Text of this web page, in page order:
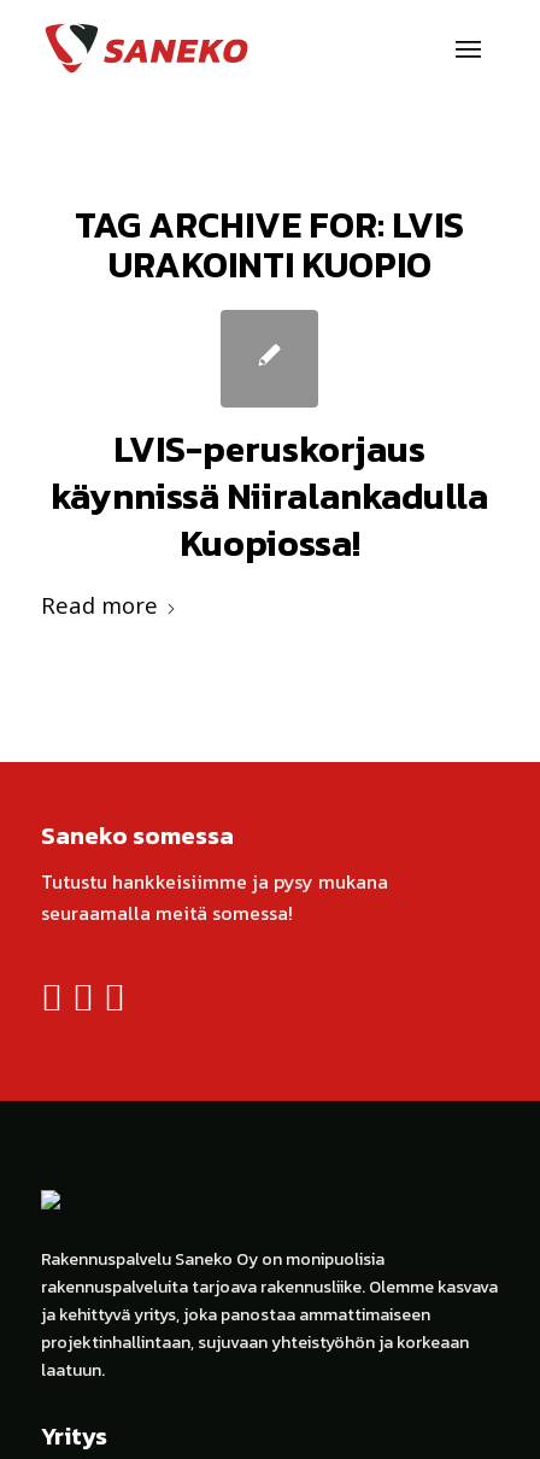
TAG ARCHIVE FOR: LVIS
URAKOINTI KUOPIO
LVIS-peruskorjaus
käynnissä Niiralankadulla
Kuopiossa!
Read more
Saneko somessa
Tutustu hankkeisiimme ja pysy mukana
seuraamalla meitä somessa!
Rakennuspalvelu Saneko Oy on monipuolisia
rakennuspalveluita tarjoava rakennusliike. Olemme kasvava
ja kehittyvä yritys, joka panostaa ammattimaiseen
projektinhallintaan, sujuvaan yhteistyöhön ja korkeaan
laatuun.
Yritys